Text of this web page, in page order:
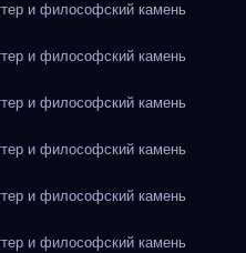
и философский камень
и философский камень
и философский камень
и философский камень
и философский камень
и философский камень